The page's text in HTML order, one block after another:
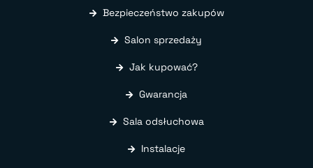
Bezpieczeństwo zakupów
Salon sprzedaży
Jak kupować?
Gwarancja
Sala odsłuchowa
Instalacje